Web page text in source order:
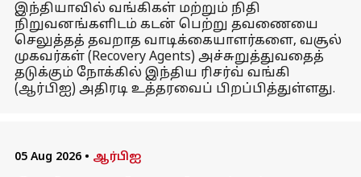
இந்தியாவில் வங்கிகள் மற்றும் நிதி
நிறுவனங்களிடம் கடன் பெற்று தவணையை
செலுத்தத் தவறாத வாடிக்கையாளர்களை, வசூல்
முகவர்கள் (Recovery Agents) அச்சுறுத்துவதைத்
தடுக்கும் நோக்கில் இந்திய ரிசர்வ் வங்கி
(ஆர்பிஐ) அதிரடி உத்தரவைப் பிறப்பித்துள்ளது.
05 Aug 2026 • ஆர்பிஐ